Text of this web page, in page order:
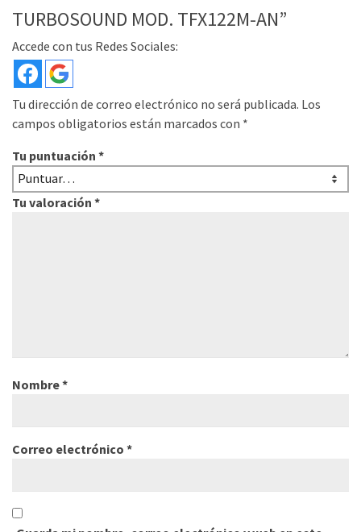
TURBOSOUND MOD. TFX122M-AN”
Accede con tus Redes Sociales:
Tu dirección de correo electrónico no será publicada. Los
campos obligatorios están marcados con *
Tu puntuación *
Tu valoración *
Nombre*
Correo electrónico *